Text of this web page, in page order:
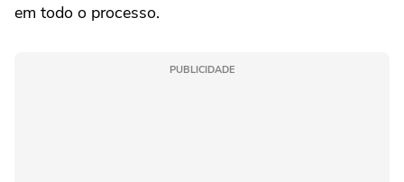
em todo o processo.
PUBLICIDADE